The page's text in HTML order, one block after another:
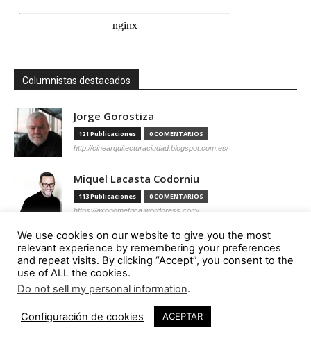
Columnistas destacados
Jorge Gorostiza
121 Publicaciones 0 COMENTARIOS
http://cinearquitecturaciudad.blogspot.com.es/
Miquel Lacasta Codorniu
113 Publicaciones 0 COMENTARIOS
https://axonometrica.wordpress.com/
José Ramón Hernández Correa
112 Publicaciones 0 COMENTARIOS
http://arquitectamoslocos.blogspot.com.es/
Miguel Ángel Díaz Camacho
95 Publicaciones 0 COMENTARIOS
We use cookies on our website to give you the most
relevant experience by remembering your preferences
and repeat visits. By clicking “Accept”, you consent to the
use of ALL the cookies.
Do not sell my personal information.
Configuración de cookies ACEPTAR